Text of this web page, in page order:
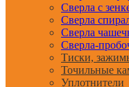
Сверла с
Сверла
Сверла
Сверла-
Тиски,
Точильные
Уплотнители